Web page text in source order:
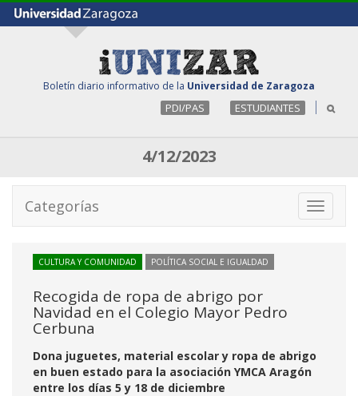
Boletín diario informativo de la Universidad de Zaragoza
PDI/PAS ESTUDIANTES
4/12/2023
Toggle
Categorías
CULTURA Y COMUNIDAD POLÍTICA SOCIAL E IGUALDAD
Recogida de ropa de abrigo por
Navidad en el Colegio Mayor Pedro
Cerbuna
Dona juguetes, material escolar y ropa de abrigo
en buen estado para la asociación YMCA Aragón
entre los días 5 y 18 de diciembre